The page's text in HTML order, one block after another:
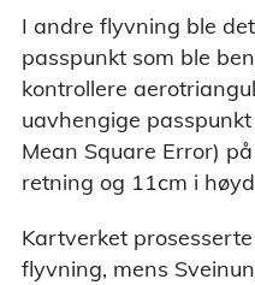
I andre flyvning ble
passpunkt som ble
kontrollere
uavhengige
Mean Square Error)
retning og 11cm i
Kartverket
flyvning, mens